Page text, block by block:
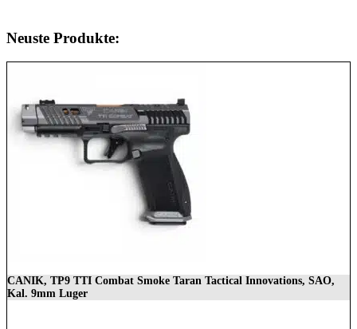
Neuste Produkte:
CANIK, TP9 TTI Combat Smoke Taran Tactical Innovations, SAO,
Kal. 9mm Luger